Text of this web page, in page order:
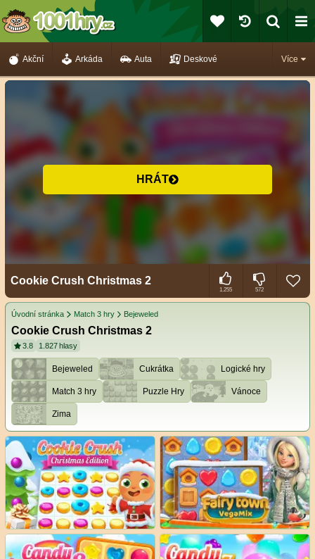
Více
Akční Arkáda Auta Deskové
HRÁT
Cookie Crush Christmas 2
1.255 572
Úvodní stránka Match 3 hry Bejeweled
Cookie Crush Christmas 2
3.8 1.827 hlasy
Bejeweled Cukrátka Logické hry
Match 3 hry Puzzle Hry Vánoce
Zima